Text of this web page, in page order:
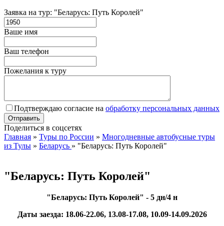
Заявка на тур: "Беларусь: Путь Королей"
Ваше имя
Ваш телефон
Пожелания к туру
Подтверждаю согласие на обработку персональных данных
Поделиться в соцсетях
Главная » Туры по России » Многодневные автобусные туры
из Тулы » Беларусь » "Беларусь: Путь Королей"
"Беларусь: Путь Королей"
"Беларусь: Путь Королей" - 5 дн/4 н
Даты заезда: 18.06-22.06, 13.08-17.08, 10.09-14.09.2026